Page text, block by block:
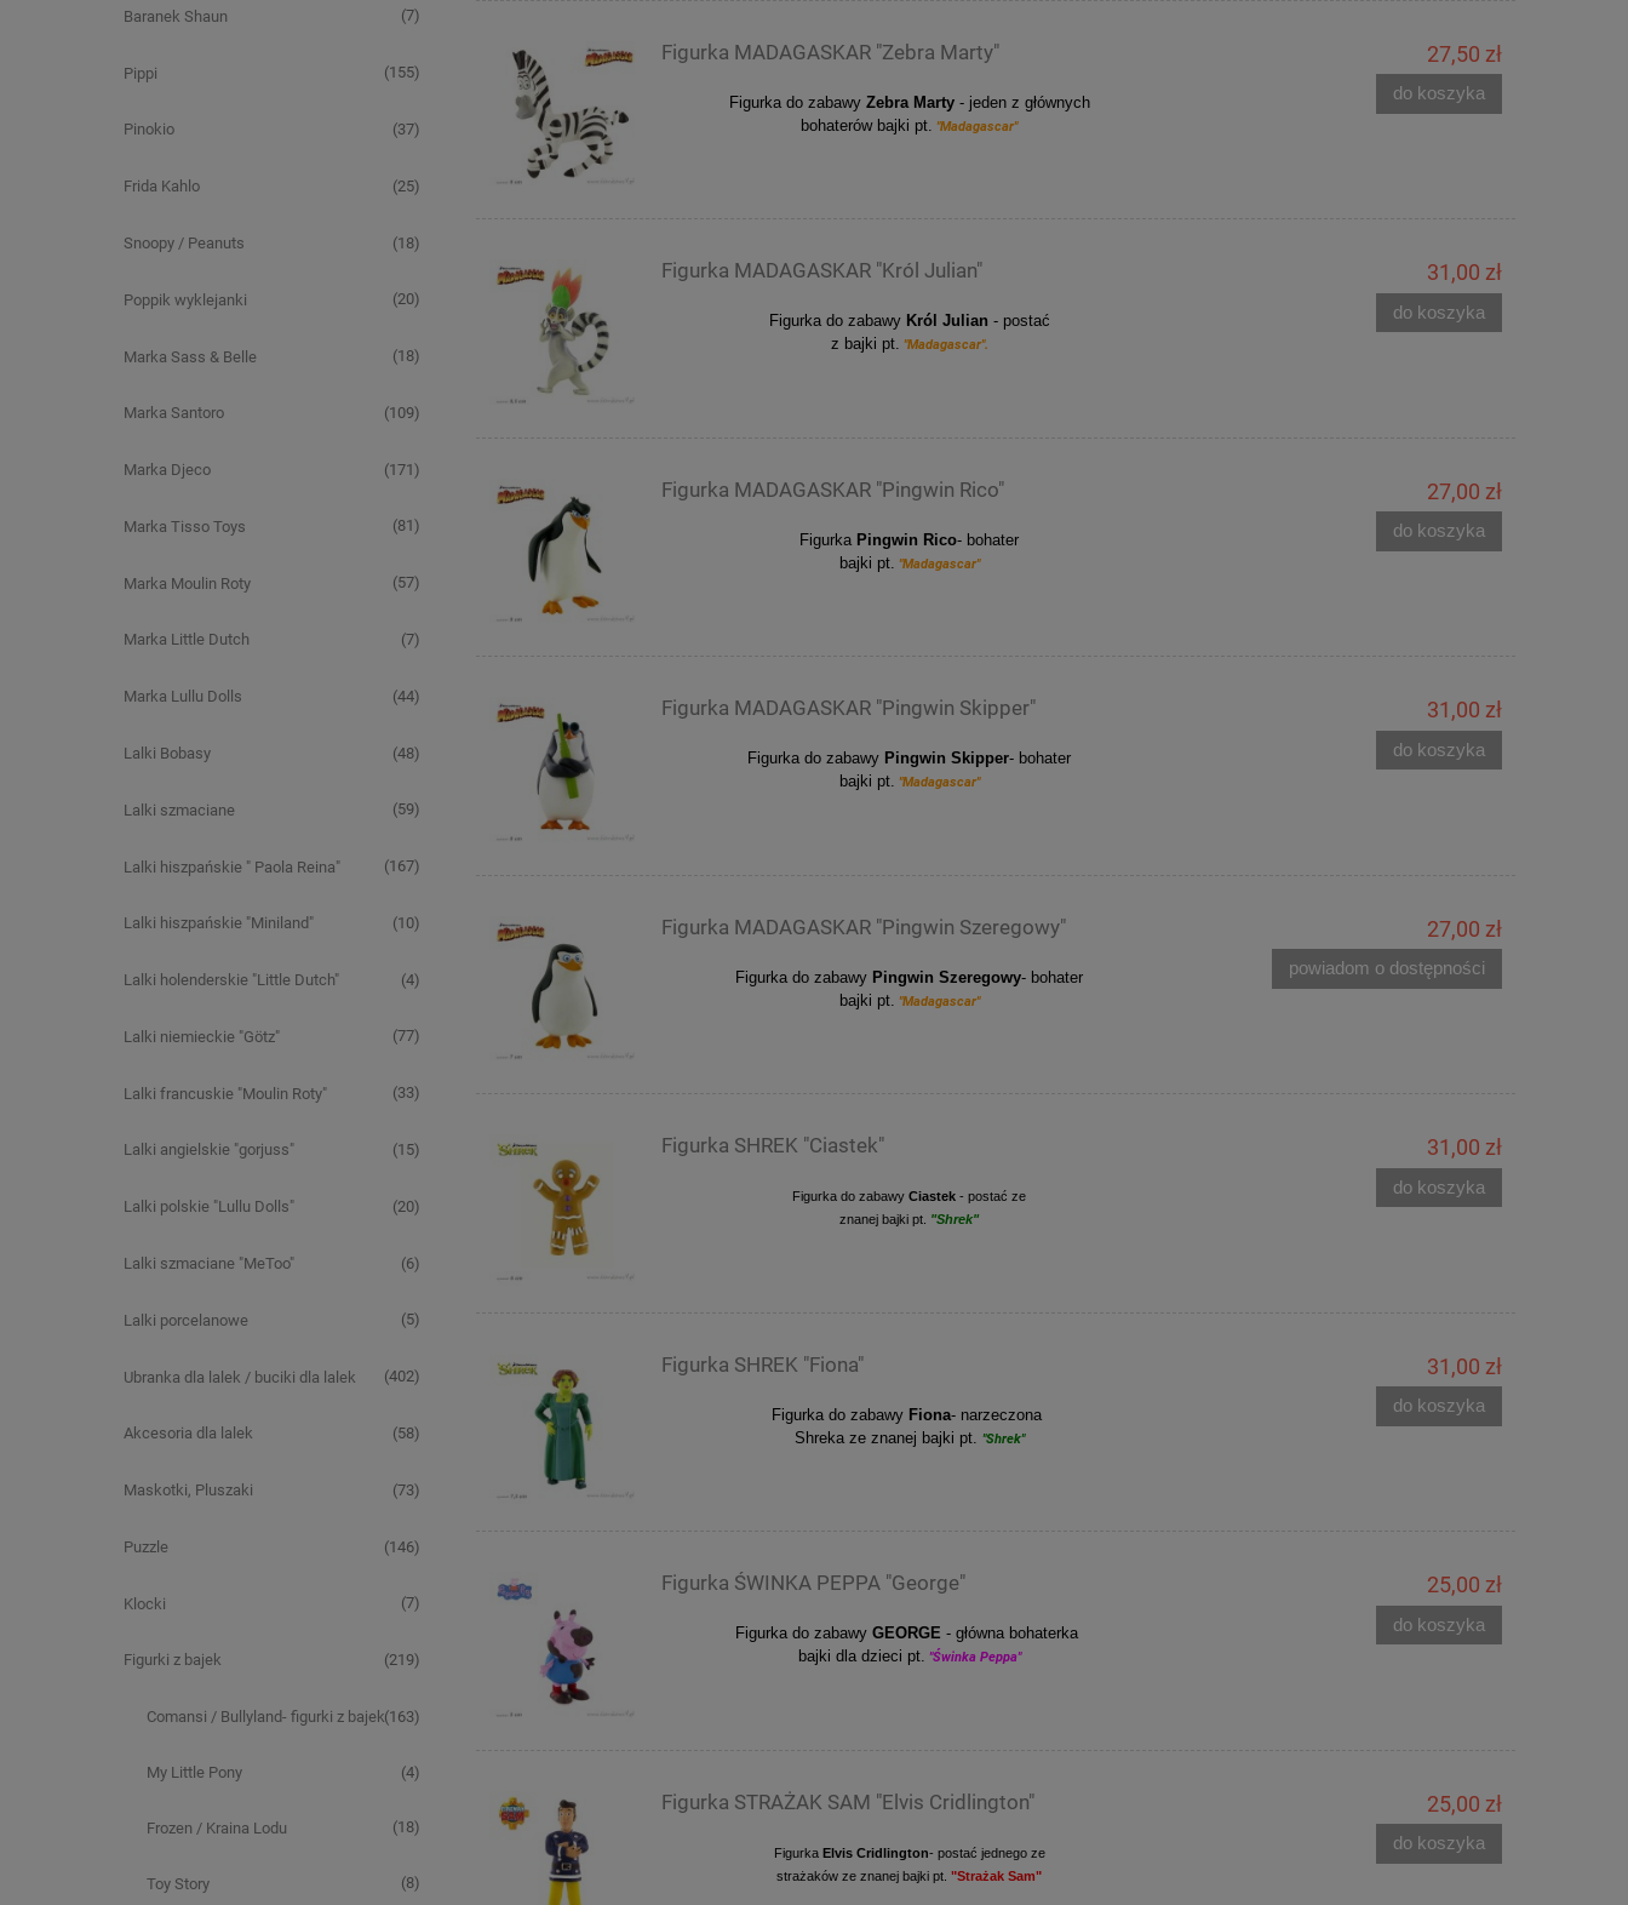
Baranek Shaun (7)
Pippi (155)
Pinokio (37)
Frida Kahlo (25)
Snoopy / Peanuts (18)
Poppik wyklejanki (20)
Marka Sass & Belle (18)
Marka Santoro (109)
Marka Djeco (171)
Marka Tisso Toys (81)
Marka Moulin Roty (57)
Marka Little Dutch (7)
Marka Lullu Dolls (44)
Lalki Bobasy (48)
Lalki szmaciane (59)
Lalki hiszpańskie " Paola Reina" (167)
Lalki hiszpańskie "Miniland" (10)
Lalki holenderskie "Little Dutch" (4)
Lalki niemieckie "Götz" (77)
Lalki francuskie "Moulin Roty" (33)
Lalki angielskie "gorjuss" (15)
Lalki polskie "Lullu Dolls" (20)
Lalki szmaciane "MeToo" (6)
Lalki porcelanowe (5)
Ubranka dla lalek / buciki dla lalek (402)
Akcesoria dla lalek (58)
Maskotki, Pluszaki (73)
Puzzle (146)
Klocki (7)
Figurki z bajek (219)
Comansi / Bullyland- figurki z bajek(163)
My Little Pony (4)
Frozen / Kraina Lodu (18)
Toy Story (8)
Figurka MADAGASKAR "Zebra Marty"
Figurka do zabawyZebra Marty- jeden z głównych
bohaterów bajki pt. "Madagascar"
27,50 zł
do koszyka
Figurka MADAGASKAR "Król Julian"
Figurka do zabawyKról Julian - postać
z bajki pt. "Madagascar".
31,00 zł
do koszyka
Figurka MADAGASKAR "Pingwin Rico"
Figurka Pingwin Rico- bohater
bajki pt. "Madagascar"
27,00 zł
do koszyka
Figurka MADAGASKAR "Pingwin Skipper"
Figurka do zabawy Pingwin Skipper- bohater
bajki pt. "Madagascar"
31,00 zł
do koszyka
Figurka MADAGASKAR "Pingwin Szeregowy"
Figurka do zabawy Pingwin Szeregowy- bohater
bajki pt. "Madagascar"
27,00 zł
powiadom o dostępności
Figurka SHREK "Ciastek"
Figurka do zabawy Ciastek - postać ze
znanej bajki pt. "Shrek"
31,00 zł
do koszyka
Figurka SHREK "Fiona"
Figurka do zabawy Fiona- narzeczona
Shreka ze znanej bajki pt. "Shrek"
31,00 zł
do koszyka
Figurka ŚWINKA PEPPA "George"
Figurka do zabawy GEORGE- główna bohaterka
bajki dla dzieci pt. "Świnka Peppa"
25,00 zł
do koszyka
Figurka STRAŻAK SAM "Elvis Cridlington"
FigurkaElvis Cridlington- postać jednego ze
strażaków ze znanej bajki pt."Strażak Sam"
25,00 zł
do koszyka